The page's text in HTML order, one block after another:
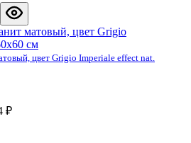
цвет Grigio Imperiale effect nat.
₽